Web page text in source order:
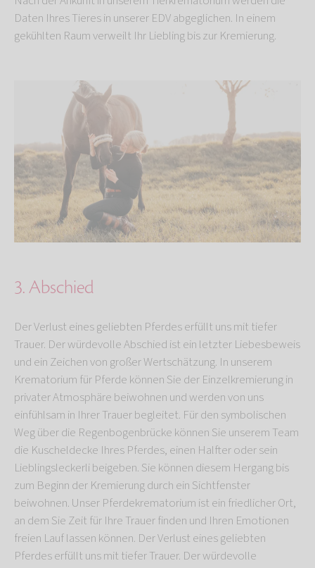
Daten Ihres Tieres in unserer EDV abgeglichen. In einem
gekühlten Raum verweilt Ihr Liebling bis zur Kremierung.
3. Abschied
Der Verlust eines geliebten Pferdes erfüllt uns mit tiefer
Trauer. Der würdevolle Abschied ist ein letzter Liebesbeweis
und ein Zeichen von großer Wertschätzung. In unserem
Krematorium für Pferde können Sie der Einzelkremierung in
privater Atmosphäre beiwohnen und werden von uns
einfühlsam in Ihrer Trauer begleitet. Für den symbolischen
Weg über die Regenbogenbrücke können Sie unserem Team
die Kuscheldecke Ihres Pferdes, einen Halfter oder sein
Lieblingsleckerli beigeben. Sie können diesem Hergang bis
zum Beginn der Kremierung durch ein Sichtfenster
beiwohnen. Unser Pferdekrematorium ist ein friedlicher Ort,
an dem Sie Zeit für Ihre Trauer finden und Ihren Emotionen
freien Lauf lassen können. Der Verlust eines geliebten
Pferdes erfüllt uns mit tiefer Trauer. Der würdevolle